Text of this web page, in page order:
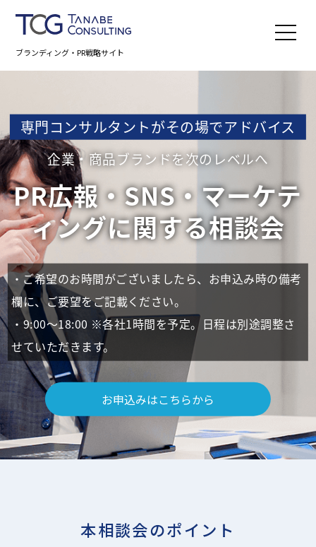
ブランディング・PR戦略サイト
専門コンサルタントがその場でアドバイス
企業・商品ブランドを次のレベルへ
PR広報・SNS・マーケテ
ィングに関する相談会
・ご希望のお時間がございましたら、お申込み時の備考
欄に、ご要望をご記載ください。
・9:00～18:00 ※各社1時間を予定。日程は別途調整さ
せていただきます。
お申込みはこちらから
本相談会のポイント